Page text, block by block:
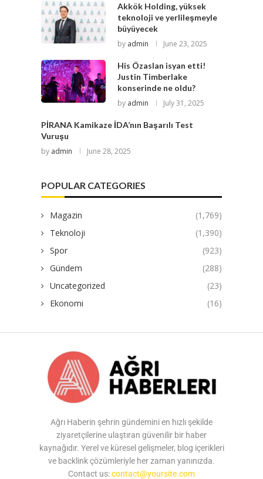
Akkök Holding, yüksek
teknoloji ve yerlileşmeyle
büyüyecek
by admin June 23, 2025
His Özaslan isyan etti!
Justin Timberlake
konserinde ne oldu?
by admin July 31, 2025
PİRANA Kamikaze İDA’nın Başarılı Test
Vuruşu
by admin June 28, 2025
POPULAR CATEGORIES
Magazin
(1,769)
Teknoloji
(1,390)
Spor
(923)
Gündem
(288)
Uncategorized
(23)
Ekonomi
(16)
Ağrı Haberin şehrin gündemini en hızlı şekilde
ziyaretçilerine ulaştıran güvenilir bir haber
kaynağıdır. Yerel ve küresel gelişmeler, blog içerikleri
ve backlink çözümleriyle her zaman yanınızda.
Contact us:contact@yoursite.com